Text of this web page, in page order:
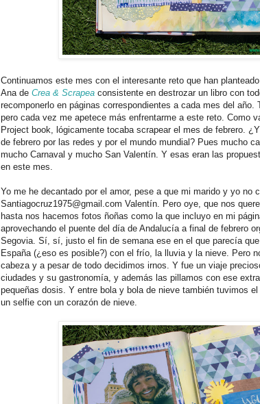
Continuamos este mes con el interesante reto que han
Ana de Crea & Scrapea consistente en destrozar un libro con
recomponerlo en páginas correspondientes a cada mes del año.
pero cada vez me apetece más enfrentarme a este reto. Como
Project book, lógicamente tocaba scrapear el mes de febrero.
de febrero por las redes y por el mundo mundial? Pues mucho
mucho Carnaval y mucho San Valentín. Y esas eran las
en este mes.
Yo me he decantado por el amor, pese a que mi marido y yo no
Santiagocruz1975@gmail.com Valentín. Pero oye, que nos
hasta nos hacemos fotos ñoñas como la que incluyo en mi
aprovechando el puente del día de Andalucía a final de febrero
Segovia. Sí, sí, justo el fin de semana ese en el que parecía
España (¿eso es posible?) con el frío, la lluvia y la nieve. Pero
cabeza y a pesar de todo decidimos irnos. Y fue un viaje
ciudades y su gastronomía, y además las pillamos con ese
pequeñas dosis. Y entre bola y bola de nieve también tuvimos
un selfie con un corazón de nieve.